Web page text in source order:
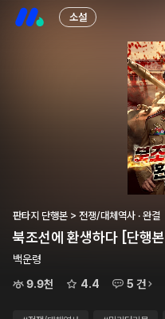
소설
판타지 단행본 > 전쟁/대체역사 · 완결
북조선에 환생하다 [단행본]
백운령
9.9천
4.4 5 건